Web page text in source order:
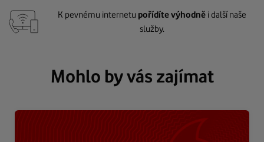
K pevnému internetu pořídíte výhodně i další naše
služby.
Mohlo by vás zajímat